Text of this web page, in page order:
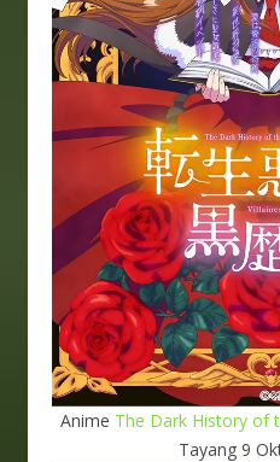
Anime The Dark History of
Tayang 9